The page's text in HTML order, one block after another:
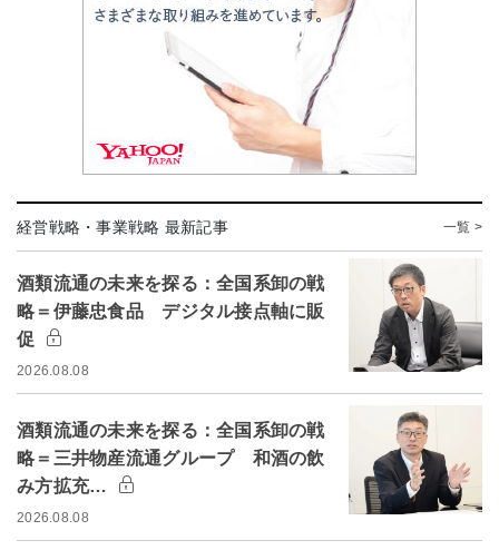
経営戦略・事業戦略 最新記事 一覧 >
酒類流通の未来を探る：全国系卸の戦
略＝伊藤忠食品 デジタル接点軸に販
促
2026.08.08
酒類流通の未来を探る：全国系卸の戦
略＝三井物産流通グループ 和酒の飲
み方拡充…
2026.08.08